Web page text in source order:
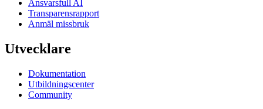
Ansvarsfull AI
Transparensrapport
Anmäl missbruk
Utvecklare
Dokumentation
Utbildningscenter
Community